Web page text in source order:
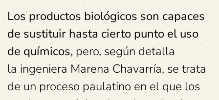
Los productos biológicos son capaces
de sustituir hasta cierto punto el uso
de químicos, pero, según detalla
la ingeniera Marena Chavarría, se trata
de un proceso paulatino en el que los